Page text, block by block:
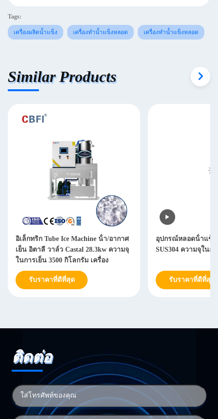
Tags:
เครื่องผลิตน้ำแข็ง เครื่องทำน้ำแข็งหลอด เครื่องทำน้ำแข็งหลอด
Similar Products
อิเล็กทริก Tube Ice Machine น้ํา/อากาศ
เย็น อิตาลี วาล์ว Castal 28.3kw ความจุ
ในการเย็น 3500 กิโลกรัม เครื่อง
รับราคาที่ดีที่สุด
อุปกรณ์หลอดน้ําแข็ง
SUS304 ความจุในก
รับราคาที่ดีที่สุด
ติดต่อ